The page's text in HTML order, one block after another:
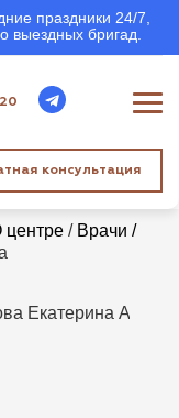
праздники 24/7,
выездных бригад.
консультация
центре / Врачи /